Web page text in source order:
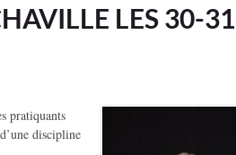
LES 30-31
pratiquants
discipline